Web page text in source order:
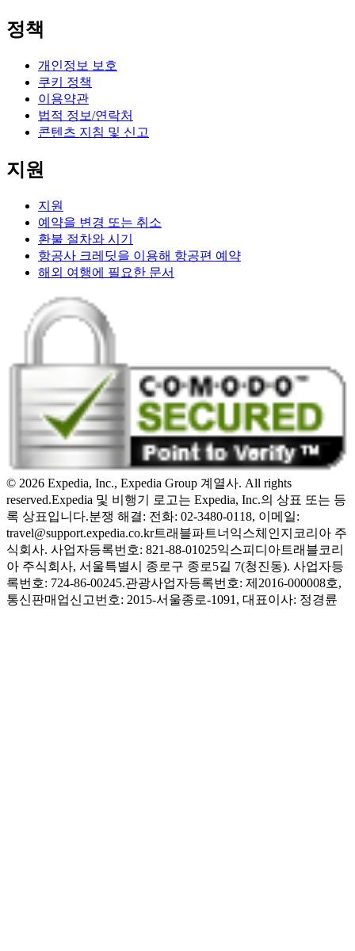
정책
개인정보 보호
쿠키 정책
이용약관
법적 정보/연락처
콘텐츠 지침 및 신고
지원
지원
예약을 변경 또는 취소
환불 절차와 시기
항공사 크레딧을 이용해 항공편 예약
해외 여행에 필요한 문서
© 2026 Expedia, Inc., Expedia Group 계열사. All rights
reserved.Expedia 및 비행기 로고는 Expedia, Inc.의 상표 또는 등
록 상표입니다.분쟁 해결: 전화: 02-3480-0118, 이메일:
travel@support.expedia.co.kr트래블파트너익스체인지코리아 주
식회사. 사업자등록번호: 821-88-01025익스피디아트래블코리
아 주식회사, 서울특별시 종로구 종로5길 7(청진동). 사업자등
록번호: 724-86-00245.관광사업자등록번호: 제2016-000008호,
통신판매업신고번호: 2015-서울종로-1091, 대표이사: 정경륜